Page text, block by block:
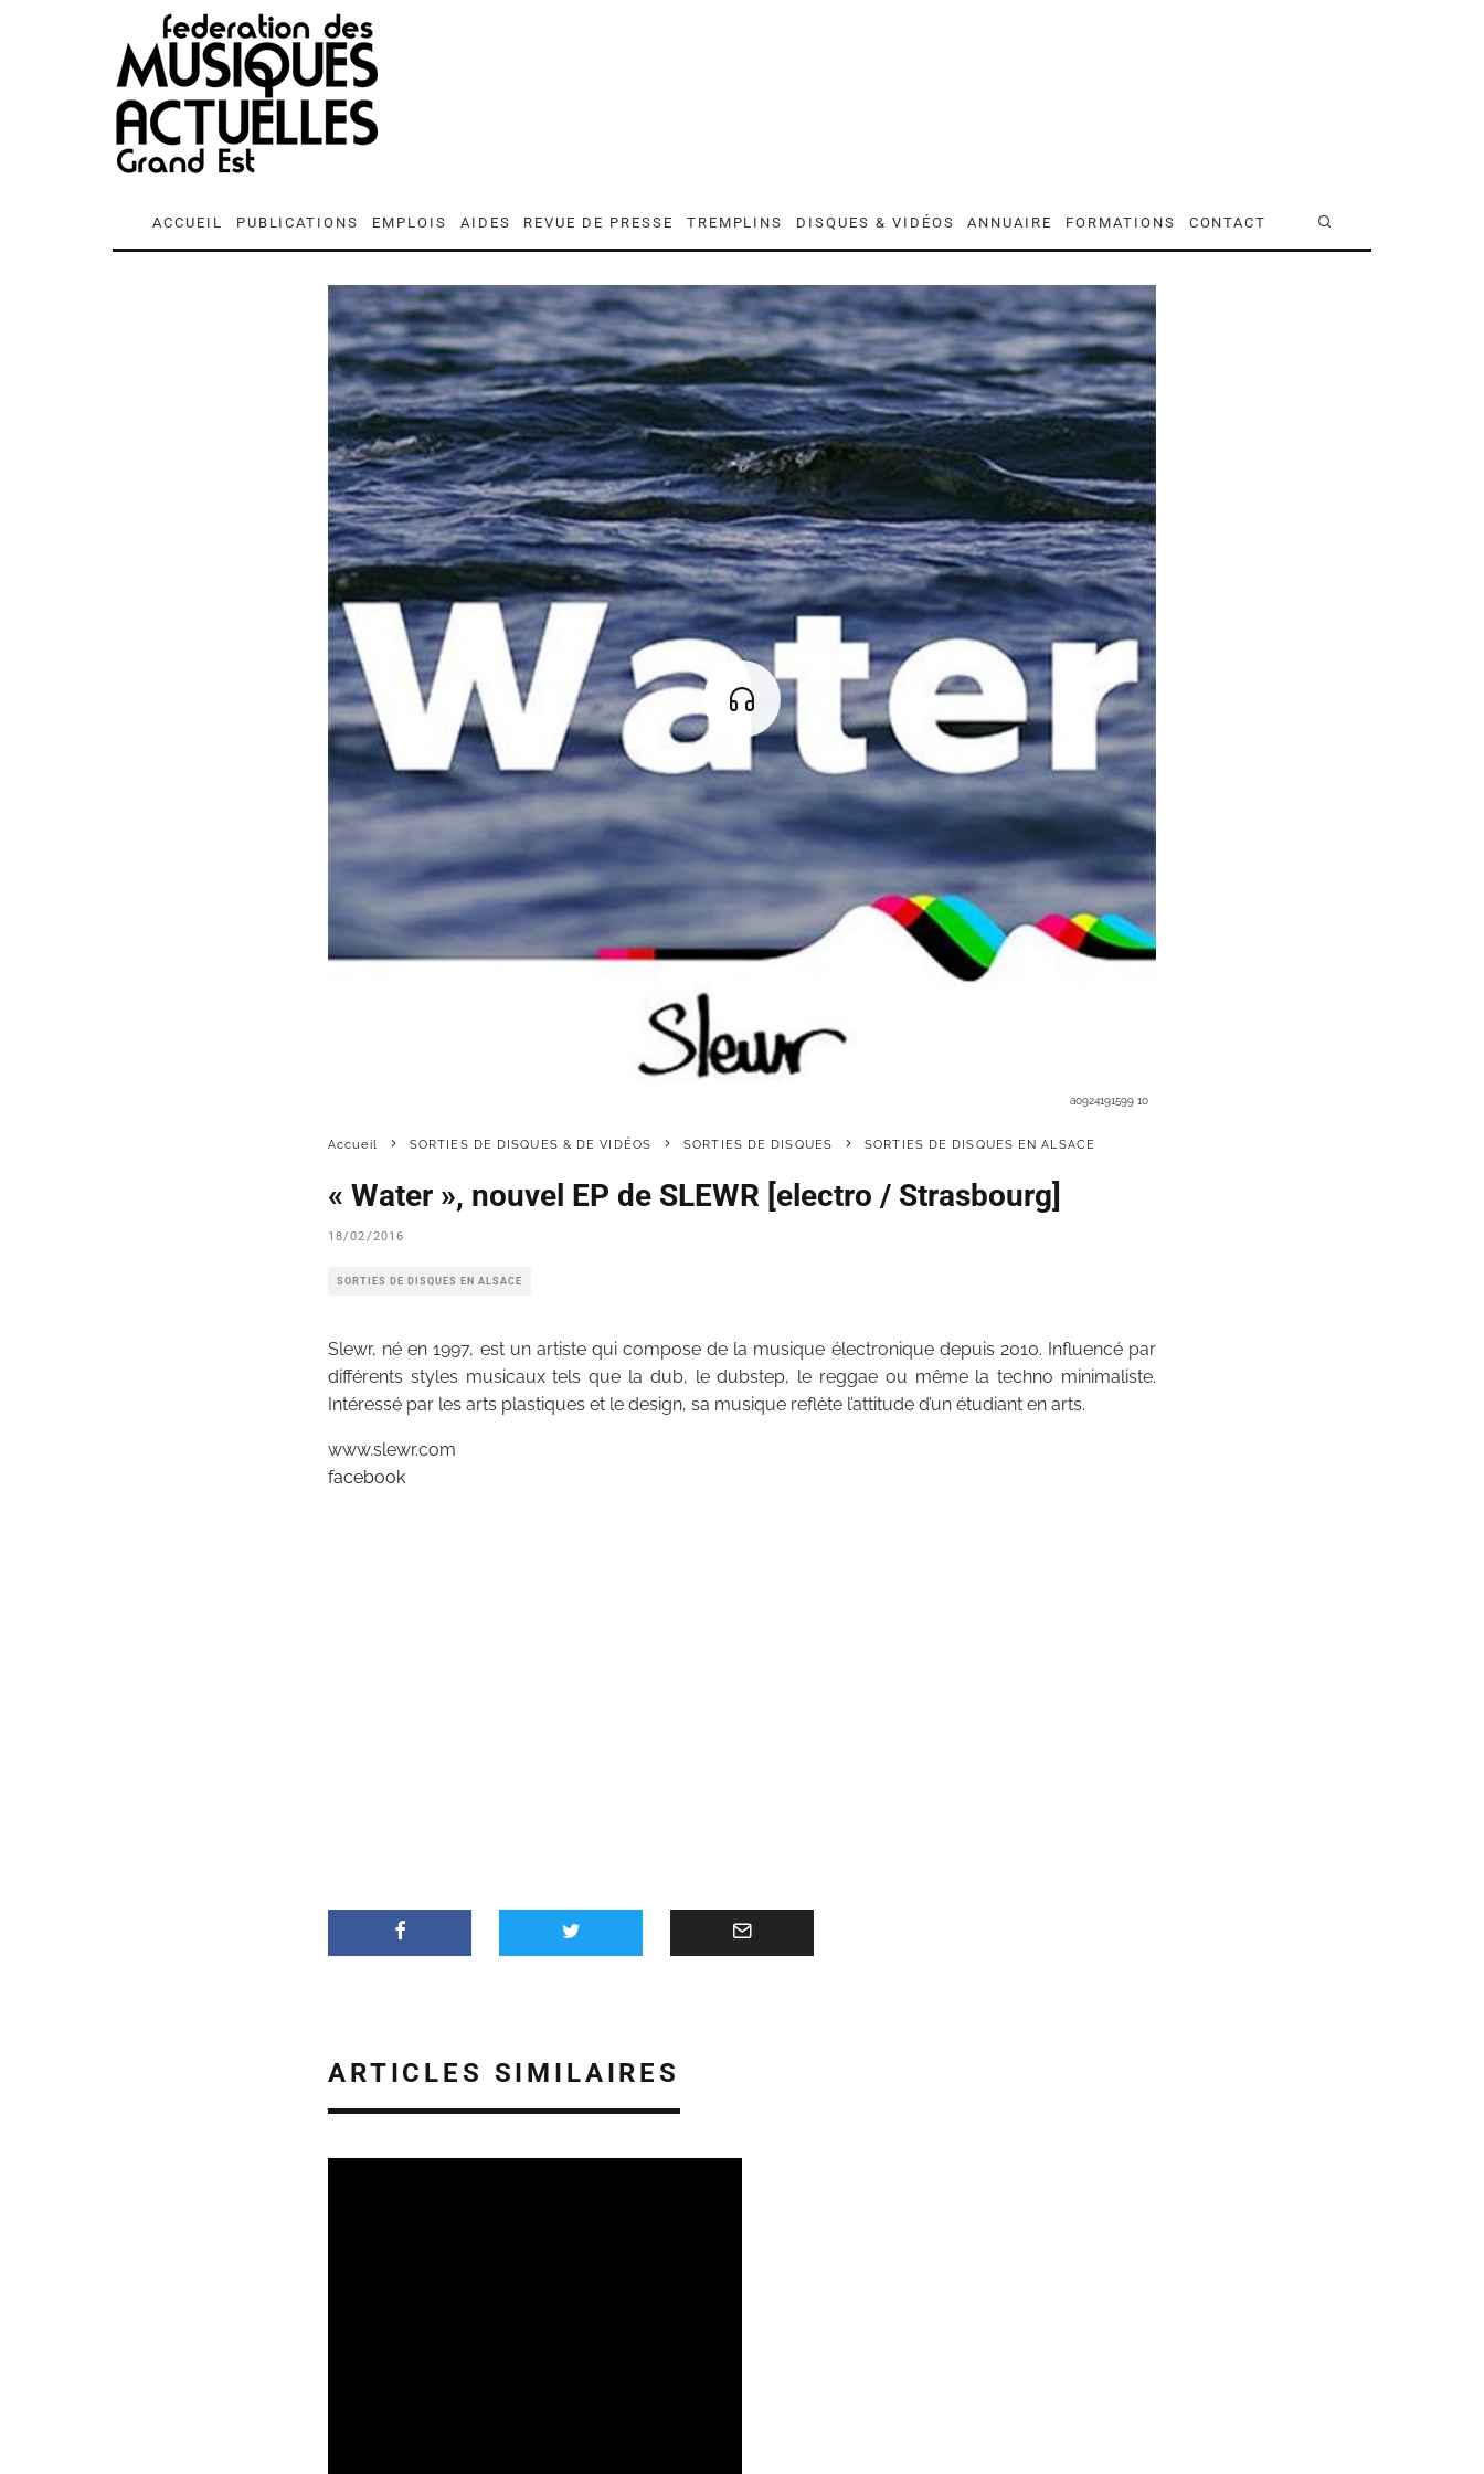
ACCUEIL PUBLICATIONS EMPLOIS AIDES REVUE DE PRESSE TREMPLINS DISQUES & VIDÉOS ANNUAIRE FORMATIONS CONTACT
a0924191599 10
Accueil SORTIES DE DISQUES & DE VIDÉOS SORTIES DE DISQUES SORTIES DE DISQUES EN ALSACE
« Water », nouvel EP de SLEWR [electro / Strasbourg]
18/02/2016
SORTIES DE DISQUES EN ALSACE
Slewr, né en 1997, est un artiste qui compose de la musique électronique depuis 2010. Influencé par
différents styles musicaux tels que la dub, le dubstep, le reggae ou même la techno minimaliste.
Intéressé par les arts plastiques et le design, sa musique reflète l’attitude d’un étudiant en arts.
www.slewr.com
facebook
ARTICLES SIMILAIRES